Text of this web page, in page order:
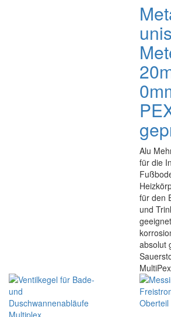
Alu
für die
für den
und
absolut